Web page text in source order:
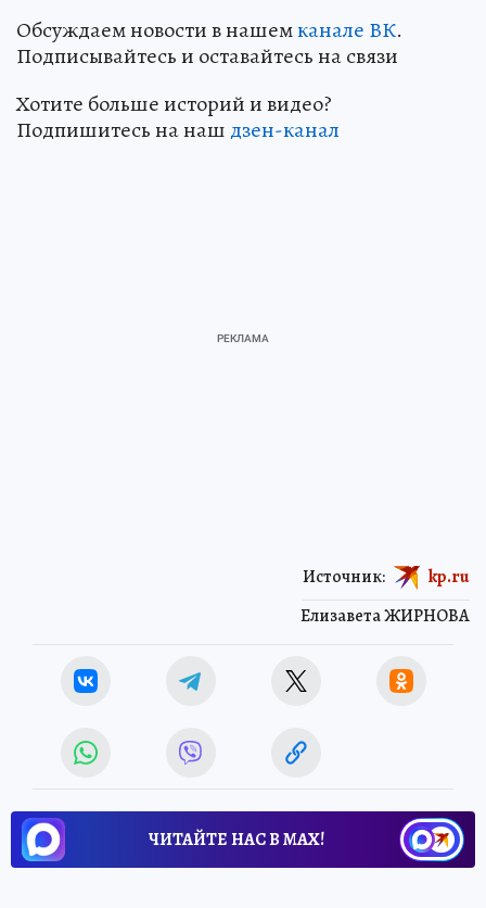
Обсуждаем новости в нашемканале ВК.
Подписывайтесь и оставайтесь на связи
Хотите больше историй и видео?
Подпишитесь на наш дзен-канал
Елизавета ЖИРНОВА
Источник: kp.ru
ЧИТАЙТЕ НАС В МАХ!